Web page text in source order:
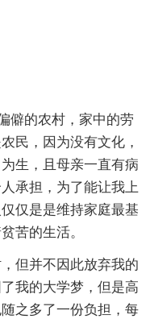
僻的农村，家中的劳
民，因为没有文化，
生，且母亲一直有病
承担，为了能让我上
仅是是维持家庭最基
苦的生活。
但并不因此放弃我的
我的大学梦，但是高
之多了一份负担，每